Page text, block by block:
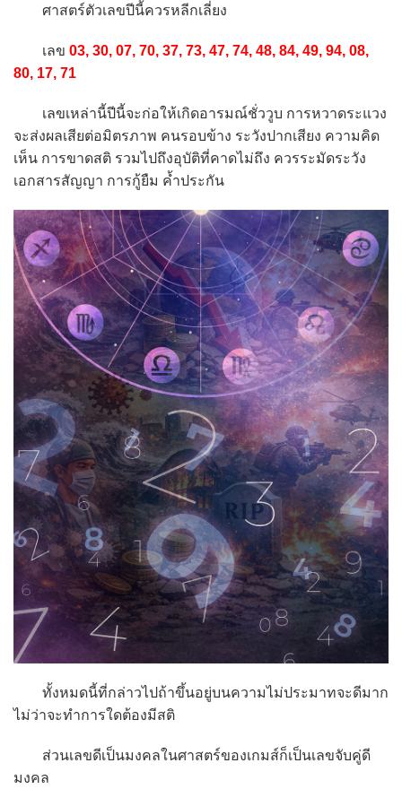
ศาสตร์ตัวเลขปีนี้ควรหลีกเลี่ยง
เลข 03, 30, 07, 70, 37, 73, 47, 74, 48, 84, 49, 94, 08,
80, 17, 71
เลขเหล่านี้ปีนี้จะก่อให้เกิดอารมณ์ชั่ววูบ การหวาดระแวง
จะส่งผลเสียต่อมิตรภาพ คนรอบข้าง ระวังปากเสียง ความคิด
เห็น การขาดสติ รวมไปถึงอุบัติที่คาดไม่ถึง ควรระมัดระวัง
เอกสารสัญญา การกู้ยืม ค้ำประกัน
ทั้งหมดนี้ที่กล่าวไปถ้าขึ้นอยู่บนความไม่ประมาทจะดีมาก
ไม่ว่าจะทำการใดต้องมีสติ
ส่วนเลขดีเป็นมงคลในศาสตร์ของเกมส์ก็เป็นเลขจับคู่ดี
มงคล